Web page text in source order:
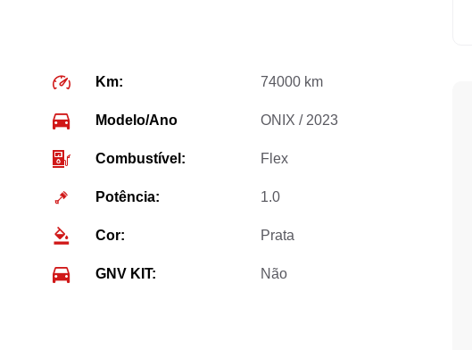
Km: 74000 km
Modelo/Ano ONIX / 2023
Combustível: Flex
Potência: 1.0
Cor: Prata
GNV KIT: Não